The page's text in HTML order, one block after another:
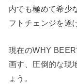
内でも極めて希少
フトチェンジを遂
現在のWHY
画す、圧倒的な現
ょう。